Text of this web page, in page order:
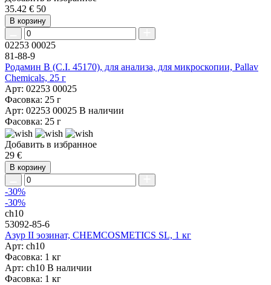
35.42 € 50
В корзину
02253 00025
81-88-9
Родамин B (C.I. 45170), для анализа, для микроскопии, Pallav
Chemicals, 25 г
Арт: 02253 00025
Фасовка: 25 г
Арт: 02253 00025 В наличии
Фасовка: 25 г
Добавить в избранное
29 €
В корзину
-30%
-30%
ch10
53092-85-6
Азур II эозинат, CHEMCOSMETICS SL, 1 кг
Арт: ch10
Фасовка: 1 кг
Арт: ch10 В наличии
Фасовка: 1 кг